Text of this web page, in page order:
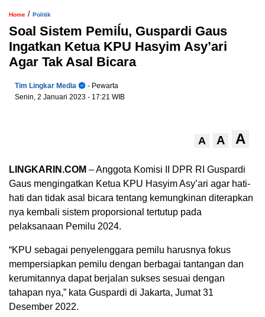
Home / Politik
Soal Sistem Pemiĺu, Guspardi Gaus
Ingatkan Ketua KPU Hasyim Asy’ari
Agar Tak Asal Bicara
Tim Lingkar Media
- Pewarta
Senin, 2 Januari 2023 - 17:21 WIB
A A A
LINGKARIN.COM – Anggota Komisi II DPR RI Guspardi
Gaus mengingatkan Ketua KPU Hasyim Asy’ari agar hati-
hati dan tidak asal bicara tentang kemungkinan diterapkan
nya kembali sistem proporsional tertutup pada
pelaksanaan Pemilu 2024.
“KPU sebagai penyelenggara pemilu harusnya fokus
mempersiapkan pemilu dengan berbagai tantangan dan
kerumitannya dapat berjalan sukses sesuai dengan
tahapan nya,” kata Guspardi di Jakarta, Jumat 31
Desember 2022.